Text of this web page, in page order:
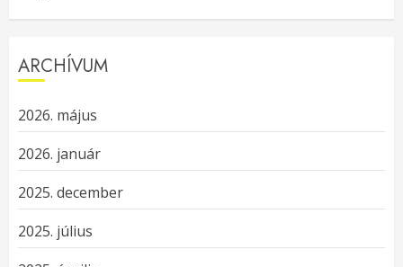
ARCHÍVUM
2026. május
2026. január
2025. december
2025. július